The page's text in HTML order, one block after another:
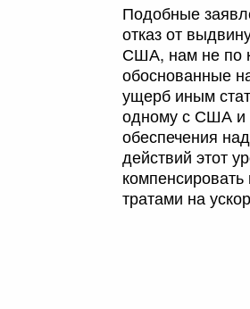
Подобные
отказ от
США, нам не по
обоснованные
ущерб иным
одному с США и
обеспечения
действий этот
тратами на